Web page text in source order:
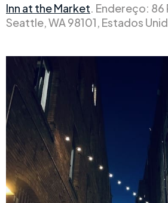
Inn at the Market. Endereço: 86
Seattle, WA 98101, Estados